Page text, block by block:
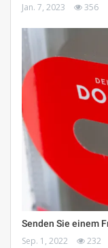
Jan. 7, 2023 356
Senden Sie einem
Sep. 1, 2022 232